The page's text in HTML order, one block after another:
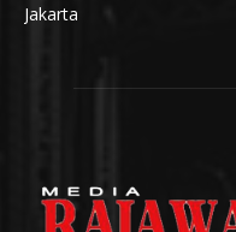
Jakarta